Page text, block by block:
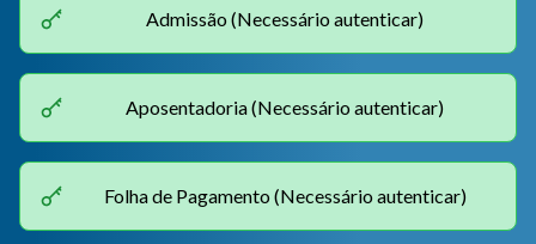
Admissão (Necessário autenticar)
Aposentadoria (Necessário autenticar)
Folha de Pagamento (Necessário autenticar)